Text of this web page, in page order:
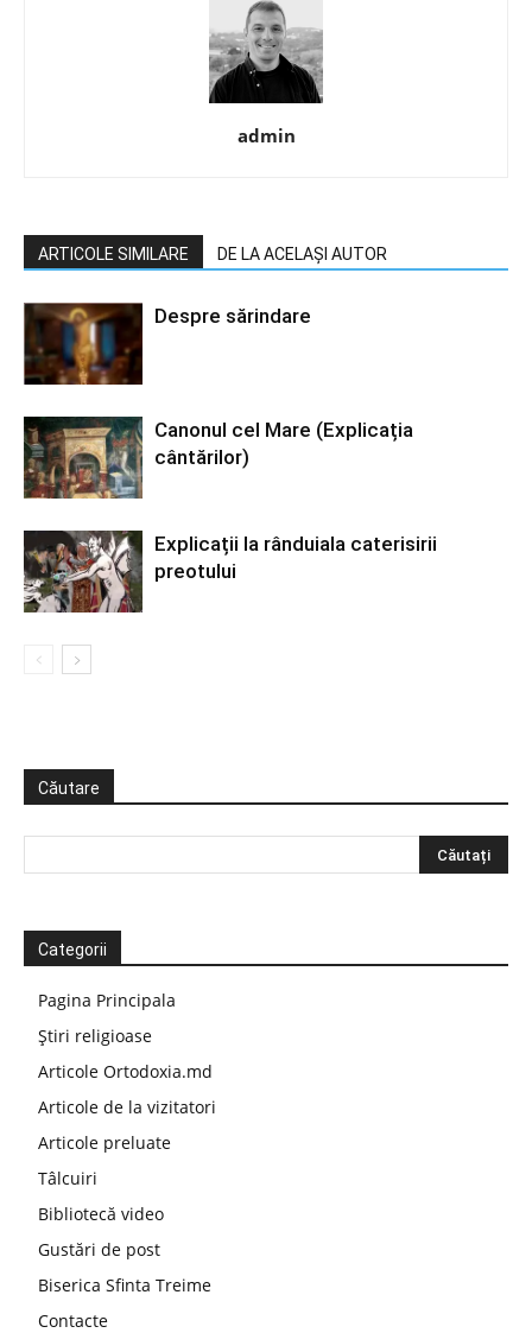
admin
ARTICOLE SIMILARE DE LA ACELAȘI AUTOR
Despre sărindare
Canonul cel Mare (Explicația
cântărilor)
Explicații la rânduiala caterisirii
preotului
Căutare
Categorii
Pagina Principala
Știri religioase
Articole Ortodoxia.md
Articole de la vizitatori
Articole preluate
Tâlcuiri
Bibliotecă video
Gustări de post
Biserica Sfinta Treime
Contacte